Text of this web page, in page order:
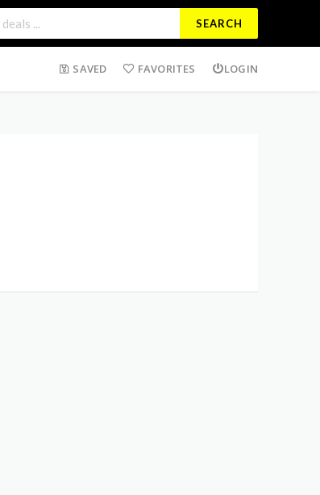
SEARCH
SAVED FAVORITES LOGIN